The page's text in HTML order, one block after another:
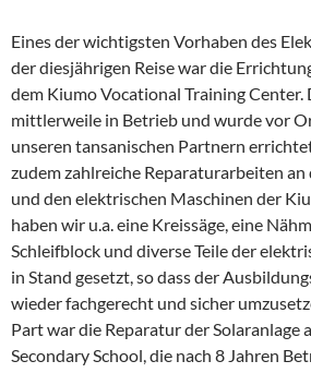
Eines der wichtigsten Vorhaben des
der diesjährigen Reise war die
dem Kiumo Vocational Training Center.
mittlerweile in Betrieb und wurde vor
unseren tansanischen Partnern
zudem zahlreiche Reparaturarbeiten
und den elektrischen Maschinen der
haben wir u.a. eine Kreissäge, eine
Schleifblock und diverse Teile der
in Stand gesetzt, so dass der
wieder fachgerecht und sicher
Part war die Reparatur der Solaranlage
Secondary School, die nach 8 Jahren